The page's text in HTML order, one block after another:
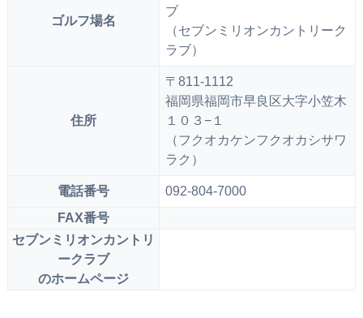
ゴルフ場名
ブ
（セブンミリオンカントリーク
ラブ）
住所
〒811-1112
福岡県福岡市早良区大字小笠木
１０３−１
（フクオカケンフクオカシサワ
ラク）
電話番号
092-804-7000
FAX番号
セブンミリオンカントリ
ークラブ
のホームページ